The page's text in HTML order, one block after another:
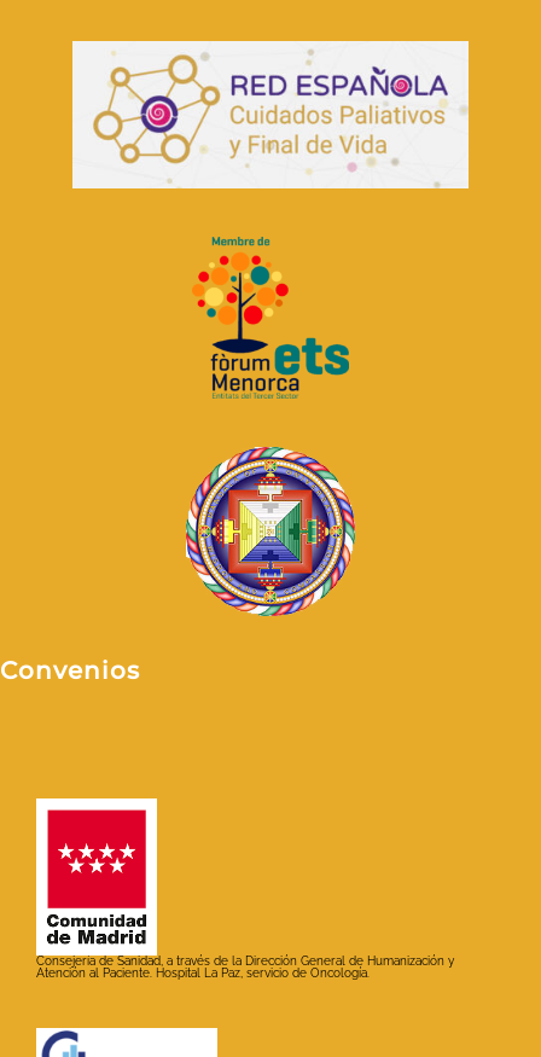
Convenios
Consejería de Sanidad, a través de la Dirección General de Humanización y
Atención al Paciente. Hospital La Paz, servicio de Oncología.